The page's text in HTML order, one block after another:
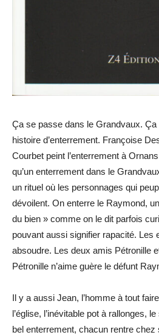
Ça se passe dans le Grandvaux.
histoire d’enterrement. Françoise
Courbet peint l’enterrement à
qu’un enterrement dans le
un rituel où les personnages qui
dévoilent. On enterre le Raymond,
du bien » comme on le dit parfois
pouvant aussi signifier rapacité. Les
absoudre. Les deux amis Pétronille
Pétronille n’aime guère le défunt
Il y a aussi Jean, l’homme à tout
l’église, l’inévitable pot à rallonges,
bel enterrement, chacun rentre